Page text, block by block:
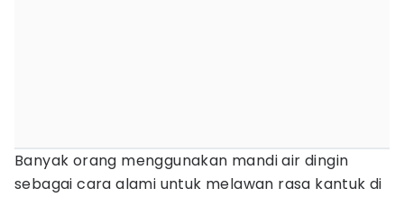
Banyak orang menggunakan mandi air dingin
sebagai cara alami untuk melawan rasa kantuk di